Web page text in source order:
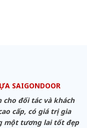
SAIGONDOOR
cho đối tác và khách
cấp, có giá trị gia
một tương lai tốt đẹp